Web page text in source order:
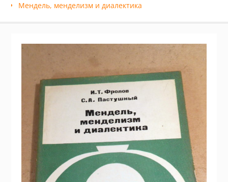
Мендель, менделизм и диалектика